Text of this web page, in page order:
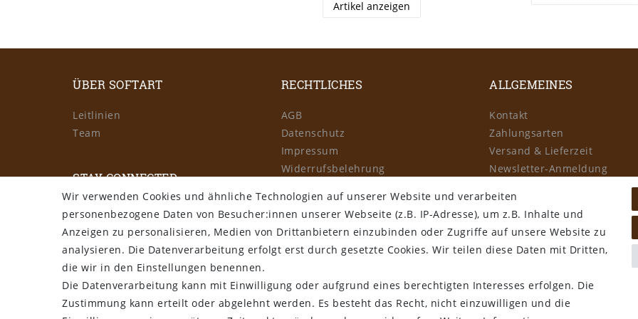
Artikel anzeigen
ÜBER SOFTART
Leitlinien
Team
STAY CONNECTED
RECHTLICHES
AGB
Datenschutz
Impressum
Widerrufsbelehrung
Bestellung widerrufen
ALLGEMEINES
Kontakt
Zahlungsarten
Versand & Lieferzeit
Newsletter-Anmeldung
Kostengünstige Ledermuster
Wir verwenden Cookies und ähnliche Technologien auf unserer Website und verarbeiten
personenbezogene Daten von Besucher:innen unserer Webseite (z.B. IP-Adresse), um z.B. Inhalte und
Anzeigen zu personalisieren, Medien von Drittanbietern einzubinden oder Zugriffe auf unsere Website zu
analysieren. Die Datenverarbeitung erfolgt erst durch gesetzte Cookies. Wir teilen diese Daten mit Dritten,
die wir in den Einstellungen benennen.
Die Datenverarbeitung kann mit Einwilligung oder aufgrund eines berechtigten Interesses erfolgen. Die
Zustimmung kann erteilt oder abgelehnt werden. Es besteht das Recht, nicht einzuwilligen und die